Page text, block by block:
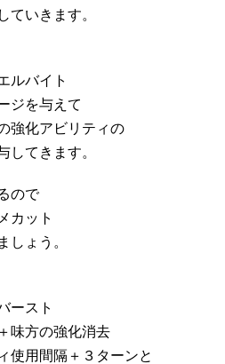
ていきます。
ルバイト
ジを与えて
強化アビリティの
してきます。
ので
カット
しょう。
ースト
味方の強化消去
使用間隔＋３ターンと